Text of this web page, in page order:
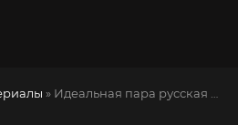
» Идеальная пара русская озвучка смотреть полностью онлайн!